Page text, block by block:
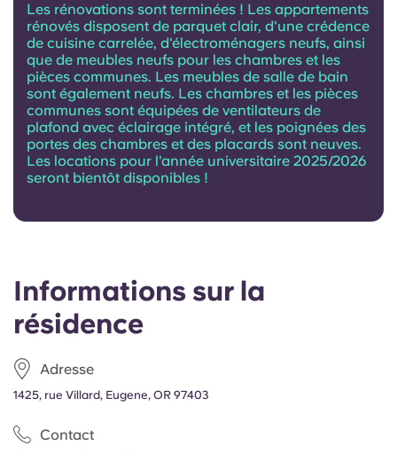
Informations sur la
résidence
Adresse
1425, rue Villard, Eugene, OR 97403
Contact
Les rénovations sont terminées ! Les appartements
rénovés disposent de parquet clair, d'une crédence
de cuisine carrelée, d'électroménagers neufs, ainsi
que de meubles neufs pour les chambres et les
pièces communes. Les meubles de salle de bain
sont également neufs. Les chambres et les pièces
communes sont équipées de ventilateurs de
plafond avec éclairage intégré, et les poignées des
portes des chambres et des placards sont neuves.
Les locations pour l'année universitaire 2025/2026
seront bientôt disponibles !